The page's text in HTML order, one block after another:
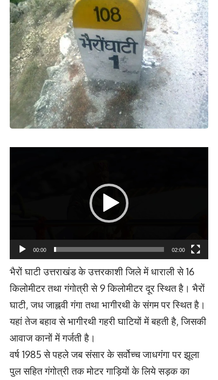
00:00 02:00
भैरों घाटी उत्तराखंड के उत्तरकाशी जिले में धाराली से 16
किलोमीटर तथा गंगोत्री से 9 किलोमीटर दूर स्थित है। भैरों
घाटी, जध जाह्नवी गंगा तथा भागीरथी के संगम पर स्थित है।
यहां तेज बहाव से भागीरथी गहरी घाटियों में बहती है, जिसकी
आवाज कानों में गर्जती है।
वर्ष 1985 से पहले जब संसार के सर्वोच्च जाधगंगा पर झूला
पुल सहित गंगोत्री तक मोटर गाड़ियों के लिये सड़क का